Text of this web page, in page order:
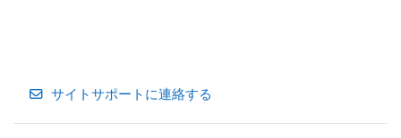
サイトサポートに連絡する